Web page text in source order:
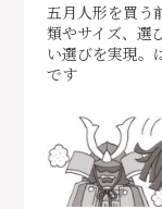
五月人形を買う
類やサイズ、選
い選びを実現。
です